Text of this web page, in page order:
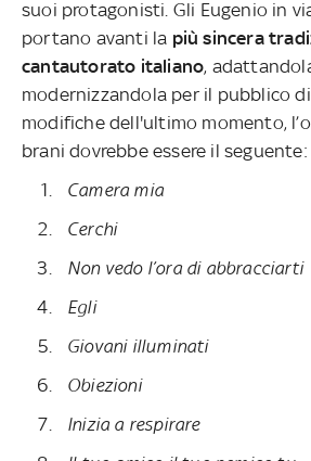
suoi protagonisti. Gli Eugenio in
portano avanti la più sincera
cantautorato italiano,
modernizzandola per il pubblico
modifiche dell'ultimo momento,
brani dovrebbe essere il seguente:
Camera mia
Cerchi
Non vedo l’ora di abbracciarti
Egli
Giovani illuminati
Obiezioni
Inizia a respirare